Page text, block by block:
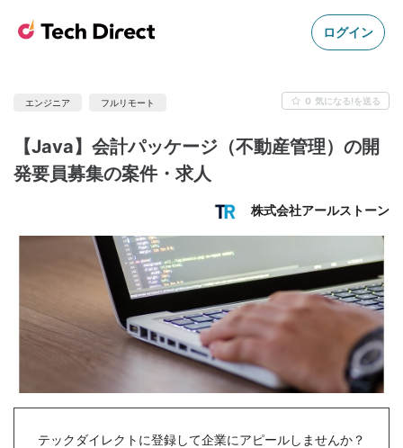
ログイン
エンジニア フルリモート 0 気になる!を送る
【Java】会計パッケージ（不動産管理）の開
発要員募集の案件・求人
株式会社アールストーン
テックダイレクトに登録して企業にアピールしませんか？